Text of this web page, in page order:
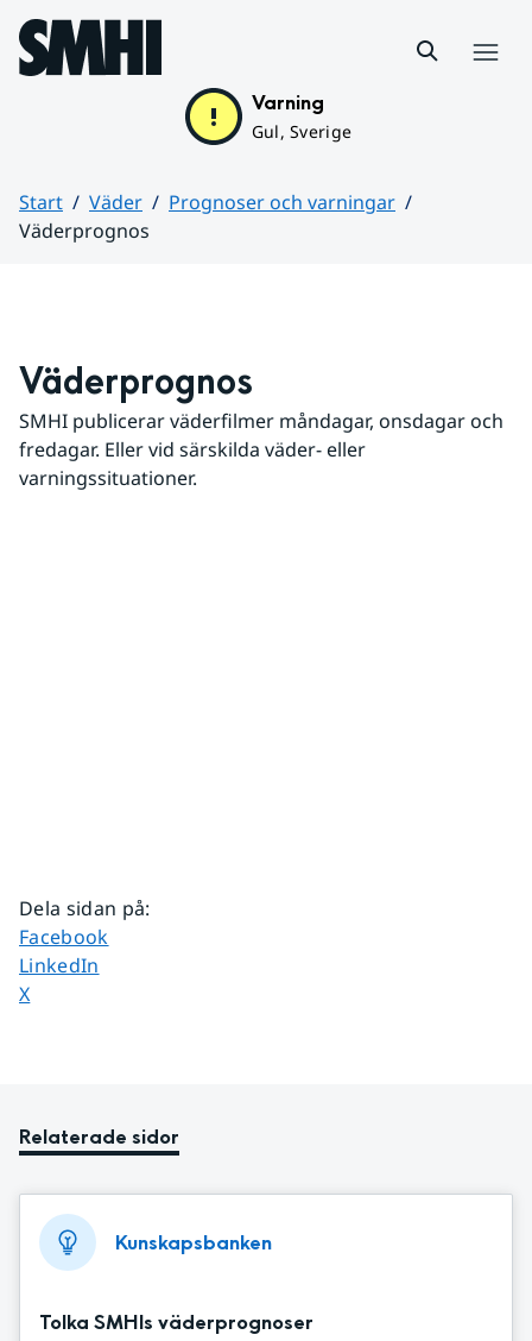
Hoppa till sidans innehåll
Varning
Gul, Sverige
Start Väder
Prognoser och varningar
Väderprognos
Väderprognos
SMHI publicerar väderfilmer måndagar, onsdagar och
fredagar. Eller vid särskilda väder- eller
varningssituationer.
Dela sidan på:
Dela sidan på
Facebook
Dela sidan på
LinkedIn
Dela sidan på
X
Relaterade sidor
Kunskapsbanken
Tolka SMHIs väderprognoser